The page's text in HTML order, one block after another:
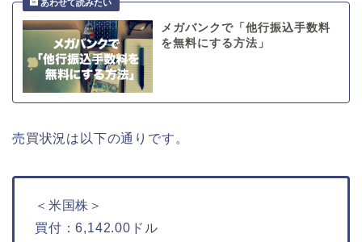
メガバンクで「他行振込手数料
を無料にする方法」
売買状況は以下の通りです。
＜米国株＞
買付：6,142.00ドル